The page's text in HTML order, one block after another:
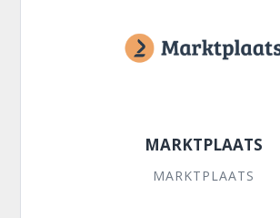
MARKTPLAATS
MARKTPLAATS